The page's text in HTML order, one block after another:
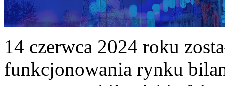
14 czerwca 2024 roku
funkcjonowania rynku